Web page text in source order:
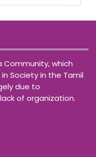
which
Society in the Tamil
due to
of organization.